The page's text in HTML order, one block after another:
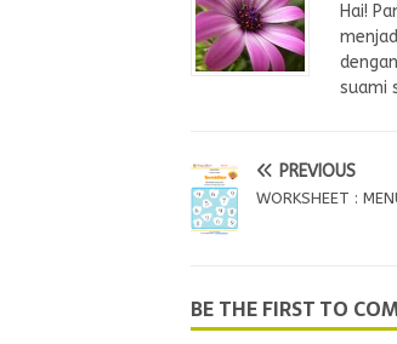
Hai!
suami
PREVIOUS
WORKSHEET :
BE THE FIRST TO